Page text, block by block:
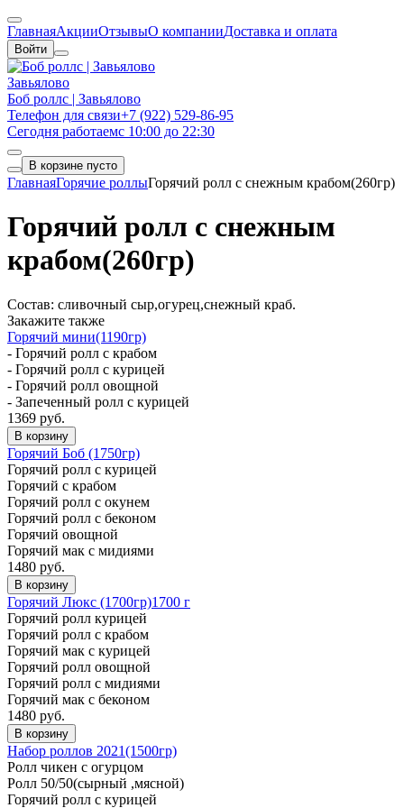
ГлавнаяАкцииОтзывыО компанииДоставка и оплата
Войти
Завьялово
Боб роллс | Завьялово
Телефон для связи+7 (922) 529-86-95
Сегодня работаемс 10:00 до 22:30
В корзине пусто
ГлавнаяГорячие роллыГорячий ролл с снежным крабом(260гр)
Горячий ролл с снежным
крабом(260гр)
Состав: сливочный сыр,огурец,снежный краб.
Закажите также
Горячий мини(1190гр)
- Горячий ролл с крабом
- Горячий ролл с курицей
- Горячий ролл овощной
- Запеченный ролл с курицей
1369 руб.
В корзину
Горячий Боб (1750гр)
Горячий ролл с курицей
Горячий с крабом
Горячий ролл с окунем
Горячий ролл с беконом
Горячий овощной
Горячий мак с мидиями
1480 руб.
В корзину
Горячий Люкс (1700гр)1700 г
Горячий ролл курицей
Горячий ролл с крабом
Горячий мак с курицей
Горячий ролл овощной
Горячий ролл с мидиями
Горячий мак с беконом
1480 руб.
В корзину
Набор роллов 2021(1500гр)
Ролл чикен с огурцом
Ролл 50/50(сырный ,мясной)
Горячий ролл с курицей